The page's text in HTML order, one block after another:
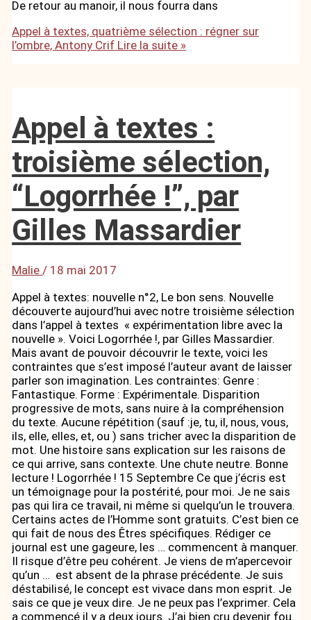
De retour au manoir, il nous fourra dans
Appel à textes, quatrième sélection : régner sur
l’ombre, Antony Crif Lire la suite »
Appel à textes :
troisième sélection,
“Logorrhée !”, par
Gilles Massardier
Malie/ 18 mai 2017
Appel à textes: nouvelle n°2, Le bon sens. Nouvelle
découverte aujourd’hui avec notre troisième sélection
dans l’appel à textes « expérimentation libre avec la
nouvelle ». Voici Logorrhée !, par Gilles Massardier.
Mais avant de pouvoir découvrir le texte, voici les
contraintes que s’est imposé l’auteur avant de laisser
parler son imagination. Les contraintes: Genre :
Fantastique. Forme : Expérimentale. Disparition
progressive de mots, sans nuire à la compréhension
du texte. Aucune répétition (sauf :je, tu, il, nous, vous,
ils, elle, elles, et, ou ) sans tricher avec la disparition de
mot. Une histoire sans explication sur les raisons de
ce qui arrive, sans contexte. Une chute neutre. Bonne
lecture ! Logorrhée ! 15 Septembre Ce que j’écris est
un témoignage pour la postérité, pour moi. Je ne sais
pas qui lira ce travail, ni même si quelqu’un le trouvera.
Certains actes de l’Homme sont gratuits. C’est bien ce
qui fait de nous des Êtres spécifiques. Rédiger ce
journal est une gageure, les … commencent à manquer.
Il risque d’être peu cohérent. Je viens de m’apercevoir
qu’un … est absent de la phrase précédente. Je suis
déstabilisé, le concept est vivace dans mon esprit. Je
sais ce que je veux dire. Je ne peux pas l’exprimer. Cela
a commencé il y a deux jours. J’ai bien cru devenir fou.